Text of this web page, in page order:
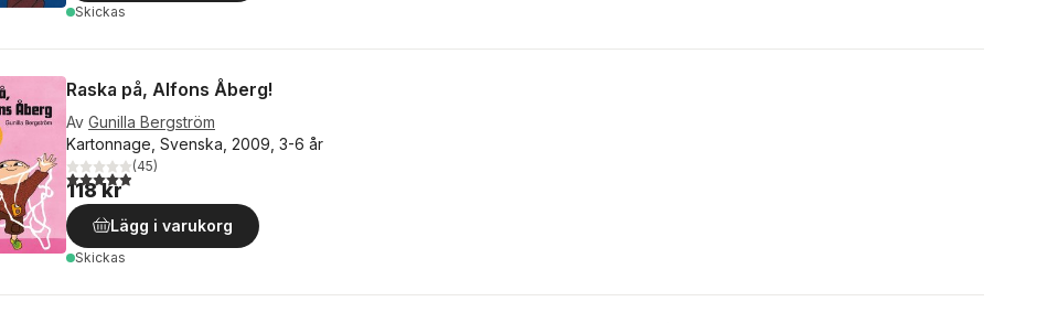
Skickas
Raska på, Alfons Åberg!
Av Gunilla Bergström
Kartonnage, Svenska, 2009, 3-6 år
4,9utav 5 stjärnor. Totalt antal röster:
(45)
118 kr
Lägg i varukorg
Skickas